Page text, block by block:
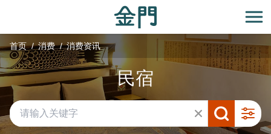
主
要
内
容
开
首页 消费 消费资讯
民宿